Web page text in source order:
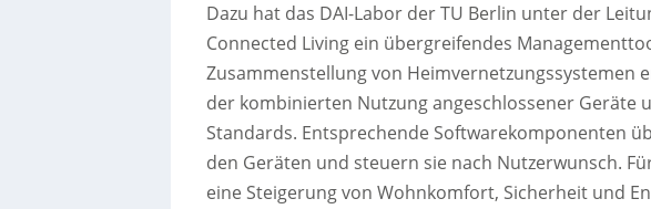
Dazu hat das DAI-Labor der TU Berlin unter der
Connected Living ein übergreifendes
Zusammenstellung von Heimvernetzungssystemen
der kombinierten Nutzung angeschlossener Geräte
Standards. Entsprechende Softwarekomponenten
den Geräten und steuern sie nach Nutzerwunsch.
eine Steigerung von Wohnkomfort, Sicherheit und